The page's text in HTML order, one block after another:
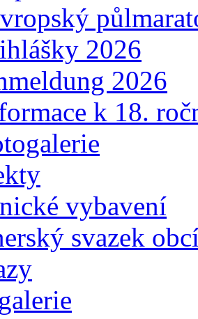
2026
2026
k 18.
vybavení
svazek